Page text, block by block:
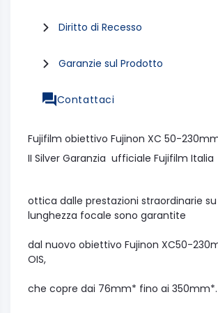
Diritto di Recesso
Garanzie sul Prodotto
Contattaci
Fujifilm obiettivo Fujinon XC 50-
II Silver Garanzia ufficiale Fujifilm Italia
ottica dalle prestazioni straordinarie
lunghezza focale sono garantite
dal nuovo obiettivo Fujinon XC50-
OIS,
che copre dai 76mm* fino ai 350mm*.